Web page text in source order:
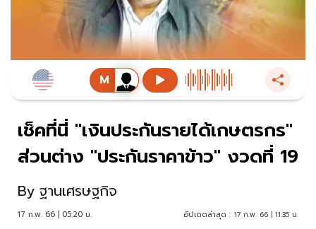
เช็คที่นี่ "เงินประกันรายได้เกษตรกร"
ส่วนต่าง "ประกันราคาข้าว" งวดที่ 19
By ฐานเศรษฐกิจ
17 ก.พ. 66 | 05:20 น. อัปเดตล่าสุด : 17 ก.พ. 66 | 11:35 น.